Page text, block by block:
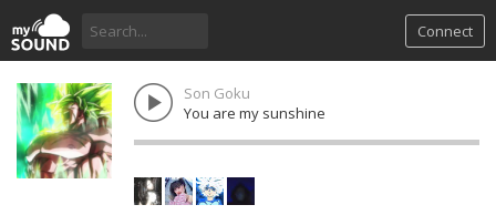
Connect
Son Goku
You are my sunshine